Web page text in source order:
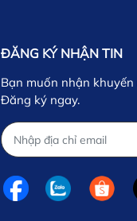
ĐĂNG KÝ NHẬN TIN
Bạn muốn nhận
Đăng ký ngay.